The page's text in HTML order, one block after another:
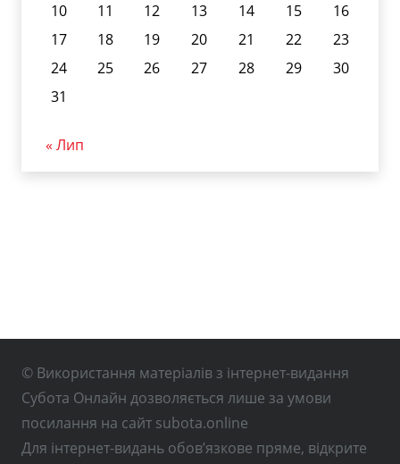
10
11 12 13 14 15
16
17
18 19 20 21 22
23
24
25 26 27 28 29
30
31
« Лип
© Використання матеріалів з інтернет-видання
Субота Онлайн дозволяється лише за умови
посилання на сайт subota.online
Для інтернет-видань обов’язкове пряме, відкрите